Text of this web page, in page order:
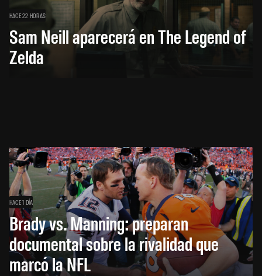
HACE 22 HORAS
Sam Neill aparecerá en The Legend of
Zelda
HACE 1 DÍA
Brady vs. Manning: preparan
documental sobre la rivalidad que
marcó la NFL